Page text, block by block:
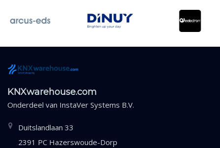
KNXwarehouse.com
Onderdeel van InstaVer Systems B.V.
Duitslandlaan 33
2391 PC Hazerswoude-Dorp